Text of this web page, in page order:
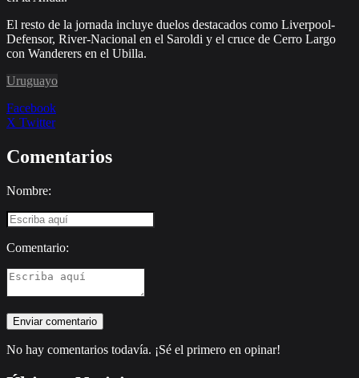
El resto de la jornada incluye duelos destacados como Liverpool-
Defensor, River-Nacional en el Saroldi y el cruce de Cerro Largo
con Wanderers en el Ubilla.
Uruguayo
Facebook
X Twitter
Comentarios
Nombre:
Comentario:
No hay comentarios todavía. ¡Sé el primero en opinar!